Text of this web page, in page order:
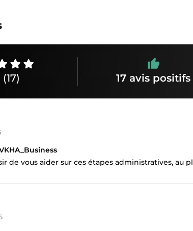
(17) 17 avis positifs
de vous aider sur ces étapes administratives, au